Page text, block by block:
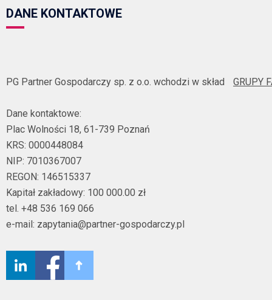
DANE KONTAKTOWE
PG Partner Gospodarczy sp. z o.o. wchodzi w skład GRUPY
Dane kontaktowe:
Plac Wolności 18, 61-739 Poznań
KRS: 0000448084
NIP: 7010367007
REGON: 146515337
Kapitał zakładowy: 100 000.00 zł
tel. +48 536 169 066
e-mail: zapytania@partner-gospodarczy.pl